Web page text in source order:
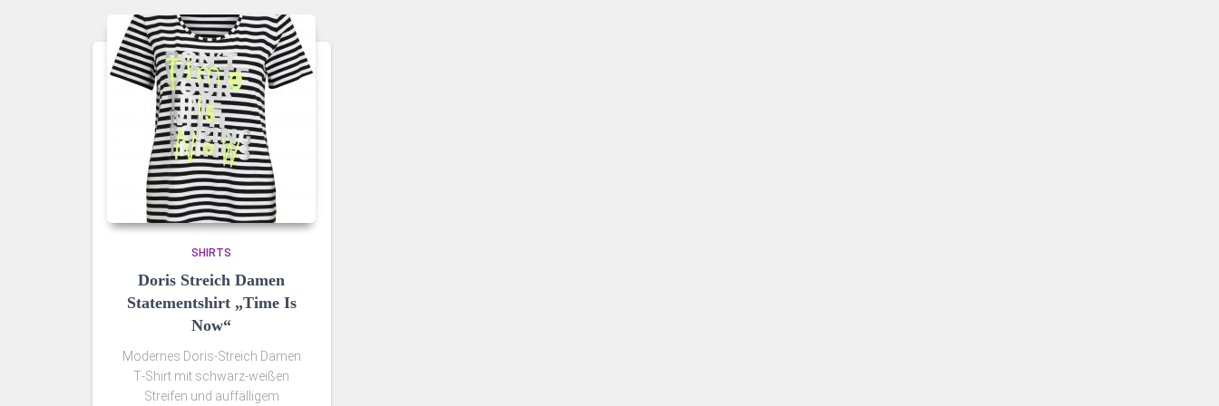
SHIRTS
Doris Streich Damen
Statementshirt „Time Is
Now“
Modernes Doris‑Streich Damen
T‑Shirt mit schwarz‑weißen
Streifen und auffälligem